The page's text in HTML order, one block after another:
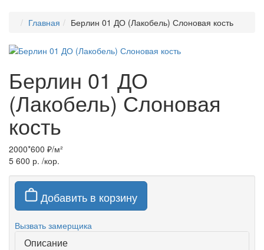
Главная Берлин 01 ДО (Лакобель) Слоновая кость
Берлин 01 ДО
(Лакобель) Слоновая
кость
2000*600 ₽/м²
5 600 р. /кор.
Добавить в корзину
Вызвать замерщика
Описание